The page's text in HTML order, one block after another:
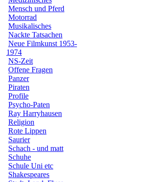
Mensch und Pferd
Motorrad
Musikalisches
Nackte Tatsachen
Neue Filmkunst 1953-
1974
NS-Zeit
Offene Fragen
Panzer
Piraten
Profile
Psycho-Paten
Ray Harryhausen
Religion
Rote Lippen
Saurier
Schach - und matt
Schuhe
Schule Uni etc
Shakespeares